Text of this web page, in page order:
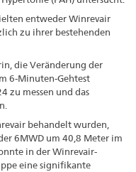
entweder Winrevair
zu ihrer bestehenden
die Veränderung der
6-Minuten-Gehtest
zu messen und das
behandelt wurden,
6MWD um 40,8 Meter im
in der Winrevair-
eine signifikante